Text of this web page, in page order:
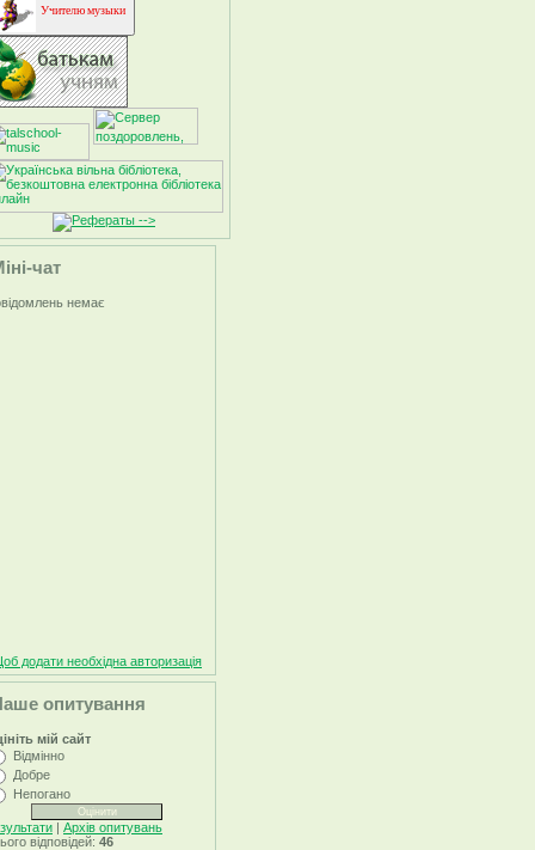
Учителю музыки
-->
чат
додати необхідна авторизація
опитування
мій сайт
Відмінно
Добре
Непогано
| Архів опитувань
відповідей: 46